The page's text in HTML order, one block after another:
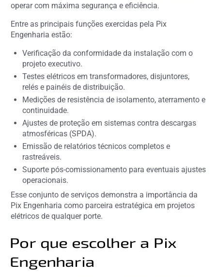
operar com máxima segurança e eficiência.
Entre as principais funções exercidas pela Pix
Engenharia estão:
Verificação da conformidade da instalação com o
projeto executivo.
Testes elétricos em transformadores, disjuntores,
relés e painéis de distribuição.
Medições de resistência de isolamento, aterramento e
continuidade.
Ajustes de proteção em sistemas contra descargas
atmosféricas (SPDA).
Emissão de relatórios técnicos completos e
rastreáveis.
Suporte pós-comissionamento para eventuais ajustes
operacionais.
Esse conjunto de serviços demonstra a importância da
Pix Engenharia como parceira estratégica em projetos
elétricos de qualquer porte.
Por que escolher a Pix
Engenharia